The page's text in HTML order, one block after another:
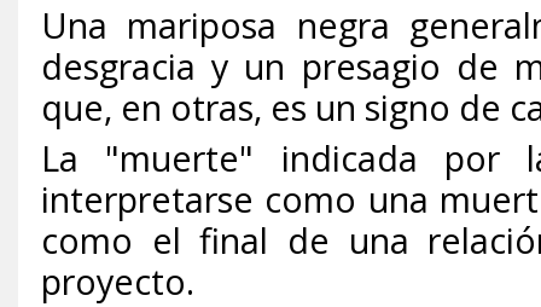
Una mariposa negra
desgracia y un presagio de
que, en otras, es un signo de
La "muerte" indicada por
interpretarse como una
como el final de una
proyecto.